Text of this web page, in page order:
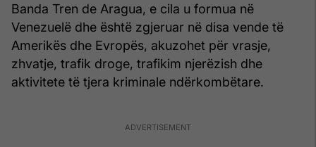
Banda Tren de Aragua, e cila u formua në
Venezuelë dhe është zgjeruar në disa vende të
Amerikës dhe Evropës, akuzohet për vrasje,
zhvatje, trafik droge, trafikim njerëzish dhe
aktivitete të tjera kriminale ndërkombëtare.